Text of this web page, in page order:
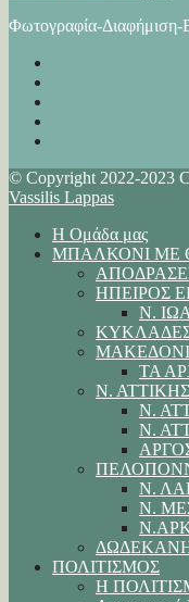
Φωτογραφία-
© Copyright 2022-2023
Vassilis Lappas
Η Ομάδα μας
ΜΠΑΛΚΟΝΙ ΜΕ
ΗΠΕΙΡΟΣ
Ν.
ΤΑ
Ν. ΑΤΤΙΚΗΣ
Ν.
Ν.
Ν.
Ν.
ΠΟΛΙΤΙΣΜΟΣ
Η